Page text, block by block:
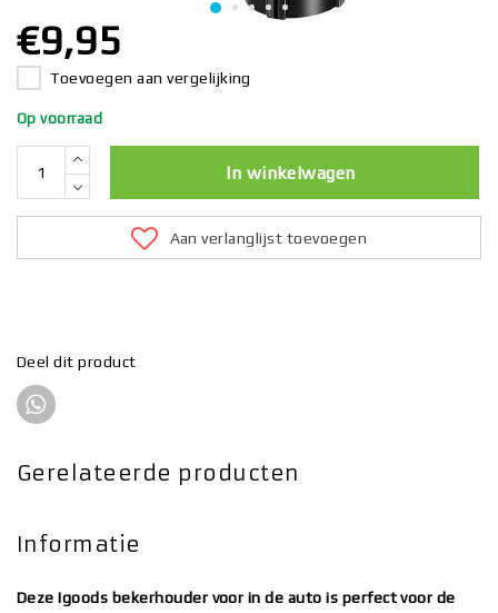
€9,95
Toevoegen aan vergelijking
Op voorraad
In winkelwagen
Aan verlanglijst toevoegen
Deel dit product
Gerelateerde producten
Informatie
Deze Igoods bekerhouder voor in de auto is perfect voor de